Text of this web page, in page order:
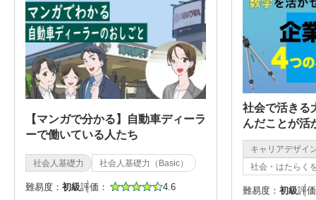
【マンガで分かる】自動車ディーラ
ーで働いている人たち
社会人基礎力 社会人基礎力（Basic）
難易度： 初級評価： 4.6
社会で活きる
んだことが活
キャリアデザイ
社会・はたらく
難易度： 初級評